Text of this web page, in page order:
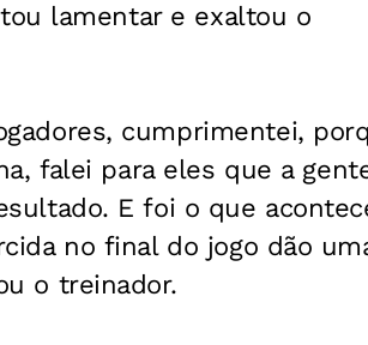
lamentar e exaltou o
cumprimentei,
falei para eles que a
E foi o que
no final do jogo dão
o treinador.